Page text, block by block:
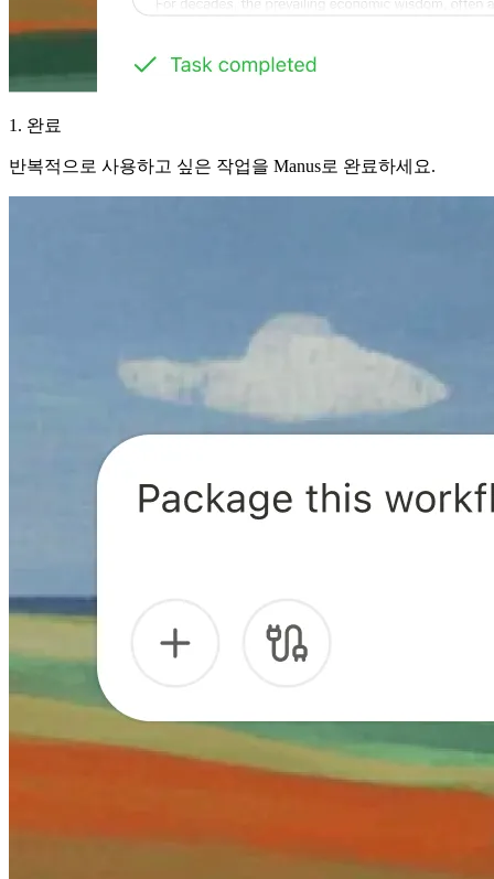
1. 완료
반복적으로 사용하고 싶은 작업을 Manus로 완료하세요.